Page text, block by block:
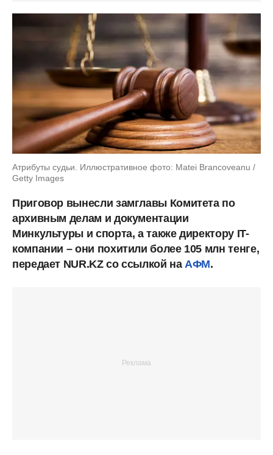
Атрибуты судьи. Иллюстративное фото: Matei Brancoveanu /
Getty Images
Приговор вынесли замглавы Комитета по
архивным делам и документации
Минкультуры и спорта, а также директору IT-
компании – они похитили более 105 млн тенге,
передает NUR.KZ со ссылкой на АФМ.